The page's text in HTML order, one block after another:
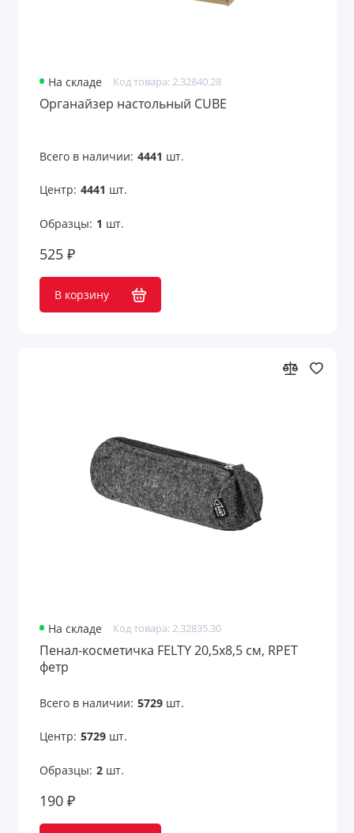
На складе Код товара: 2.32840.28
Органайзер настольный CUBE
Всего в наличии: 4441 шт.
Центр: 4441 шт.
Образцы: 1 шт.
525 ₽
В корзину
На складе Код товара: 2.32835.30
Пенал-косметичка FELTY 20,5х8,5 см, RPET
фетр
Всего в наличии: 5729шт.
Центр: 5729шт.
Образцы: 2шт.
190 ₽